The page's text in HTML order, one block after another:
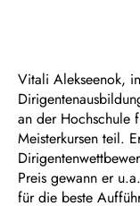
Vitali Alekseenok,
an der Hochschule
Meisterkursen teil.
Preis gewann er
für die beste